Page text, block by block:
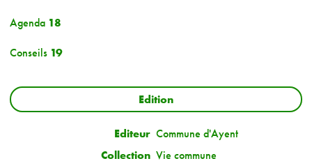
Agenda 18
Conseils 19
Edition
Editeur Commune d'Ayent
Collection Vie commune